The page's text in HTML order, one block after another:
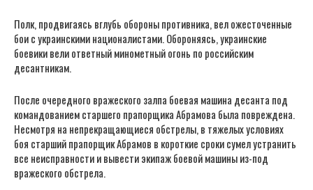
Полк, продвигаясь вглубь обороны противника, вел ожесточенные
бои с украинскими националистами. Обороняясь, украинские
боевики вели ответный минометный огонь по российским
десантникам.
После очередного вражеского залпа боевая машина десанта под
командованием старшего прапорщика Абрамова была повреждена.
Несмотря на непрекращающиеся обстрелы, в тяжелых условиях
боя старший прапорщик Абрамов в короткие сроки сумел устранить
все неисправности и вывести экипаж боевой машины из-под
вражеского обстрела.